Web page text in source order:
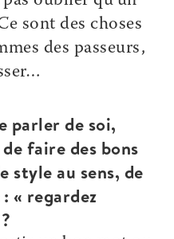
sont des choses
des passeurs,
parler de soi,
faire des bons
style au sens, de
« regardez